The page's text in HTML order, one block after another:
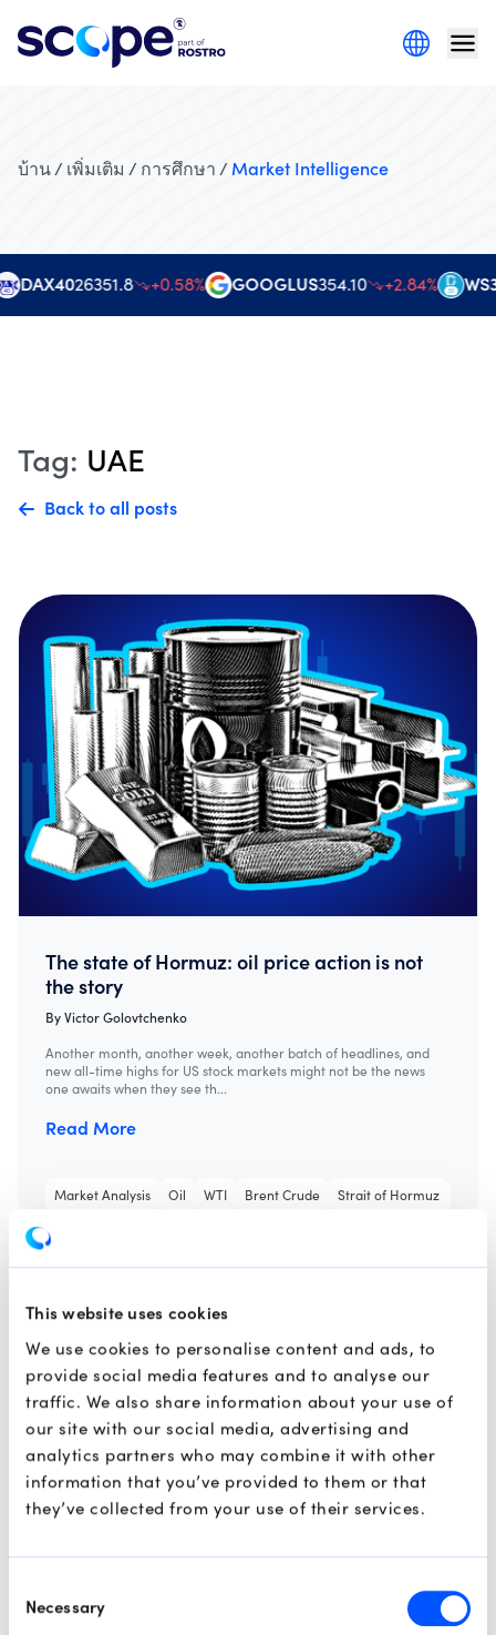
This website uses cookies
We use cookies to personalise content and ads, to
provide social media features and to analyse our
traffic. We also share information about your use of
our site with our social media, advertising and
analytics partners who may combine it with other
information that you’ve provided to them or that
they’ve collected from your use of their services.
Selection
Necessary
บ้าน / เพิ่มเติม / การศึกษา / Market Intelligence
DAX4026351.8 +0.58% GOOGLUS354.10 +2.84%
Tag: UAE
Back to all posts
The state of Hormuz: oil price action is not
the story
By Victor Golovtchenko
Another month, another week, another batch of headlines, and
new all-time highs for US stock markets might not be the news
one awaits when they see th...
Read More
Market Analysis Oil WTI Brent Crude Strait of Hormuz
พร้อมที่จะเทรดกับเรา
แล้วหรือยัง?